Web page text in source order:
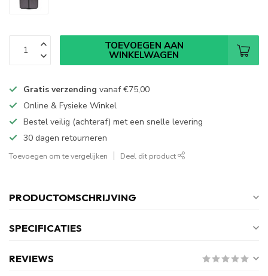
TOEVOEGEN AAN
WINKELWAGEN
Gratis verzending vanaf€75,00
Online & Fysieke Winkel
Bestel veilig (achteraf) met een snelle levering
30 dagen retourneren
Toevoegen om te vergelijken Deel dit product
PRODUCTOMSCHRIJVING
SPECIFICATIES
REVIEWS